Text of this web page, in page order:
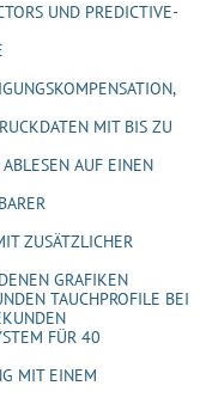
UND PREDICTIVE-
MIT BIS ZU
AUF EINEN
ZUSÄTZLICHER
GRAFIKEN
TAUCHPROFILE BEI
FÜR 40
MIT EINEM